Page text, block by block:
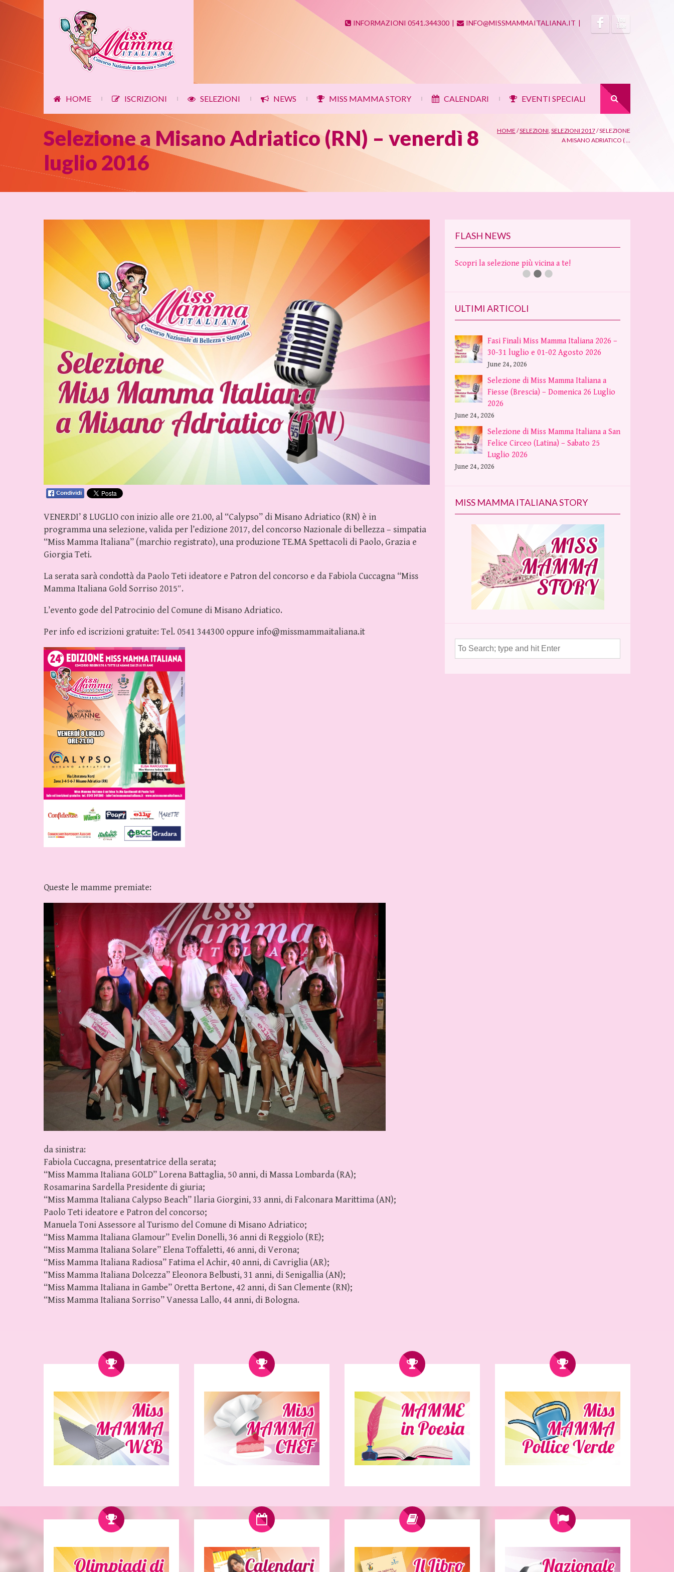
INFORMAZIONI 0541.344300 | INFO@MISSMAMMAITALIANA.IT |
HOME ISCRIZIONI SELEZIONI NEWS MISS MAMMA STORY CALENDARI EVENTI SPECIALI
Selezione a Misano Adriatico (RN) – venerdì 8
luglio 2016
HOME /SELEZIONI, SELEZIONI 2017/SELEZIONE
A MISANO ADRIATICO ( ...
VENERDI’ 8 LUGLIO con inizio alle ore 21.00, al “Calypso” di Misano Adriatico (RN) è in
programma una selezione, valida per l’edizione 2017, del concorso Nazionale di bellezza – simpatia
“Miss Mamma Italiana” (marchio registrato), una produzione TE.MA Spettacoli di Paolo, Grazia e
Giorgia Teti.
La serata sarà condottà da Paolo Teti ideatore e Patron del concorso e da Fabiola Cuccagna “Miss
Mamma Italiana Gold Sorriso 2015″.
L’evento gode del Patrocinio del Comune di Misano Adriatico.
Per info ed iscrizioni gratuite: Tel. 0541 344300 oppure info@missmammaitaliana.it
Queste le mamme premiate:
da sinistra:
Fabiola Cuccagna, presentatrice della serata;
“Miss Mamma Italiana GOLD” Lorena Battaglia, 50 anni, di Massa Lombarda (RA);
Rosamarina Sardella Presidente di giuria;
“Miss Mamma Italiana Calypso Beach” Ilaria Giorgini, 33 anni, di Falconara Marittima (AN);
Paolo Teti ideatore e Patron del concorso;
Manuela Toni Assessore al Turismo del Comune di Misano Adriatico;
“Miss Mamma Italiana Glamour” Evelin Donelli, 36 anni di Reggiolo (RE);
“Miss Mamma Italiana Solare” Elena Toffaletti, 46 anni, di Verona;
“Miss Mamma Italiana Radiosa” Fatima el Achir, 40 anni, di Cavriglia (AR);
“Miss Mamma Italiana Dolcezza” Eleonora Belbusti, 31 anni, di Senigallia (AN);
“Miss Mamma Italiana in Gambe” Oretta Bertone, 42 anni, di San Clemente (RN);
“Miss Mamma Italiana Sorriso” Vanessa Lallo, 44 anni, di Bologna.
FLASH NEWS
Scopri la selezione più vicina a te!
ULTIMI ARTICOLI
Fasi Finali Miss Mamma Italiana 2026 –
30-31 luglio e 01-02 Agosto 2026
June 24, 2026
Selezione di Miss Mamma Italiana a
Fiesse (Brescia) – Domenica 26 Luglio
2026
June 24, 2026
Selezione di Miss Mamma Italiana a San
Felice Circeo (Latina) – Sabato 25
Luglio 2026
June 24, 2026
MISS MAMMA ITALIANA STORY